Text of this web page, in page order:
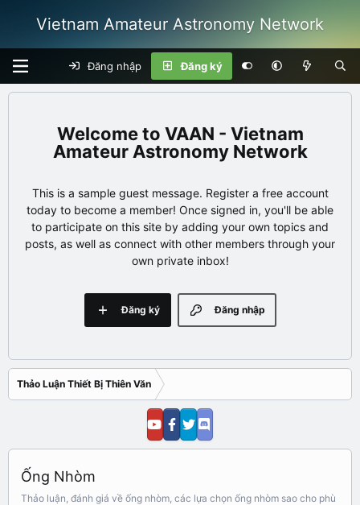
Vietnam Amateur Astronomy Network
Đăng nhập Đăng ký
VAAN - Vietnam
Amateur Astronomy Network
This is a sample guest message. Register a free account
today to become a member! Once signed in, you'll be able
to participate on this site by adding your own topics and
posts, as well as connect with other members through your
own private inbox!
Đăng nhập
Đăng ký
Thảo Luận Thiết Bị Thiên Văn
Ống Nhòm
Thảo luận, đánh giá về ống nhòm, các lựa chọn ống nhòm sao cho phù